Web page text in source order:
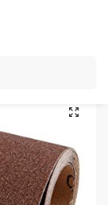
für Metall, Holz, Lack 115 mm, Korn K-180